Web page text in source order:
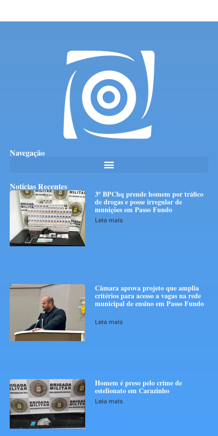
Navegação
Notícias Recentes
3º BPChq prende homem por tráfico
de drogas e posse irregular de
munições em Passo Fundo
Leia mais
Câmara aprova projeto que amplia
critérios para acesso a vagas na rede
municipal de ensino em Passo Fundo
Leia mais
Homem é preso pelo crime de
estelionato em Carazinho
Leia mais